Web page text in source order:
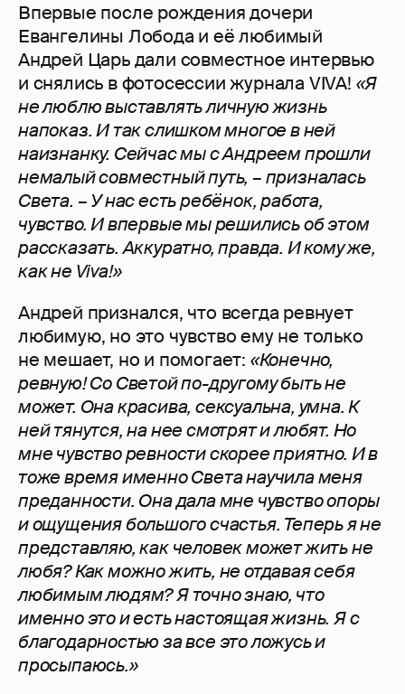
Впервые после рождения дочери
Евангелины Лобода и её любимый
Андрей Царь дали совместное интервью
и снялись в фотосессии журнала VIVA! «Я
не люблю выставлять личную жизнь
напоказ. И так слишком многое в ней
наизнанку. Сейчас мы с Андреем прошли
немалый совместный путь, – призналась
Света. – У нас есть ребёнок, работа,
чувство. И впервые мы решились об этом
рассказать. Аккуратно, правда. И кому же,
как не Viva!»
Андрей признался, что всегда ревнует
любимую, но это чувство ему не только
не мешает, но и помогает: «Конечно,
ревную! Со Светой по-другому быть не
может. Она красива, сексуальна, умна. К
ней тянутся, на нее смотрят и любят. Но
мне чувство ревности скорее приятно. И в
тоже время именно Света научила меня
преданности. Она дала мне чувство опоры
и ощущения большого счастья. Теперь я не
представляю, как человек может жить не
любя? Как можно жить, не отдавая себя
любимым людям? Я точно знаю, что
именно это и есть настоящая жизнь. Я с
благодарностью за все это ложусь и
просыпаюсь.»